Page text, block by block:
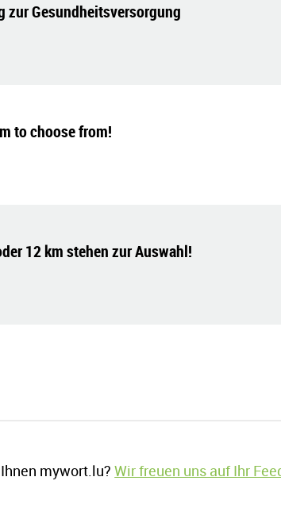
zur Gesundheitsversorgung
to choose from!
12 km stehen zur Auswahl!
mywort.lu?Wir freuen uns auf Ihr